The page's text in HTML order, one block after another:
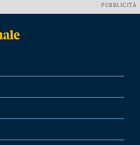
PUBBLICITÀ